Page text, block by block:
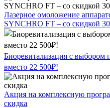
Лазерное омоложение
SYNCHRO FT – со скидкой
Биоревитализация с выбором
вместо 22 500₽!
Акция на комплексную
скидка